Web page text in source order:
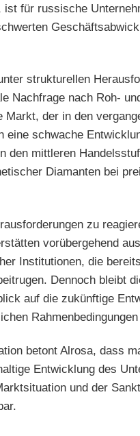
ist für russische
strukturellen
Nachfrage nach Roh-
Markt, der in den
eine schwache
den mittleren
Diamanten bei
zu
vorübergehend
Institutionen, die
Dennoch bleibt
auf die zukünftige
betont Alrosa, dass
Entwicklung des
und der